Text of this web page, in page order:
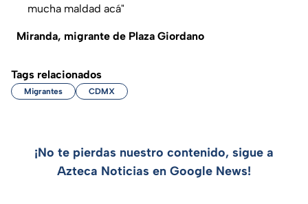
mucha maldad acá"
Miranda, migrante de Plaza Giordano
Tags relacionados
Migrantes CDMX
¡No te pierdas nuestro contenido, sigue a
Azteca Noticias en Google News!